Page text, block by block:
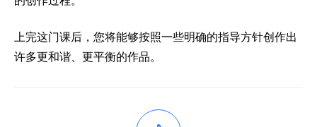
上完这门课后，您将能够按照一些明确的指导方针创作出
许多更和谐、更平衡的作品。